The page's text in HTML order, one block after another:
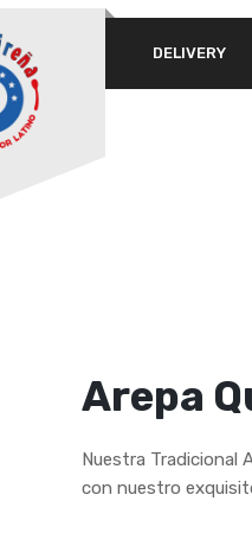
DELIVERY
A
Arepa
Nuestra Tradicional
con nuestro